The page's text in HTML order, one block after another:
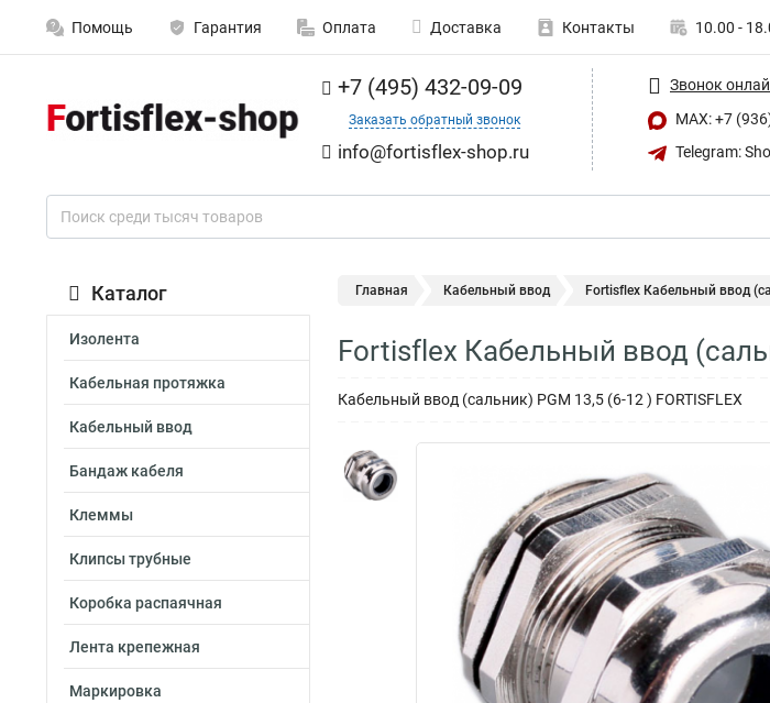
Помощь Гарантия Оплата Доставка Контакты 10.00 -
+7 (495) 432-09-09
Заказать обратный звонок
info@fortisflex-shop.ru
Звонок
MAX: +7
Telegram:
Каталог
Изолента
Кабельная протяжка
Кабельный ввод
Бандаж кабеля
Клеммы
Клипсы трубные
Коробка распаячная
Лента крепежная
Маркировка
Главная Кабельный ввод Fortisflex Кабельный ввод
Fortisflex Кабельный ввод
Кабельный ввод (сальник) PGM 13,5 (6-12 ) FORTISFLEX